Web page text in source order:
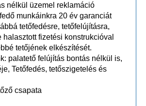
nélkül üzemel reklamáció
munkáinkra 20 év garanciát
tetőfedésre, tetőfelújításra,
halasztott fizetési konstrukcióval
tetőjének elkészítését.
palatető felújítás bontás nélkül is,
Tetőfedés, tetőszigetelés és
csapata